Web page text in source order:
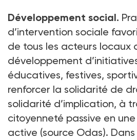
Développement social.
d’intervention sociale
de tous les acteurs locaux
développement
éducatives, festives,
renforcer la solidarité de
solidarité d’implication, à
citoyenneté passive en
active (source Odas). Dans